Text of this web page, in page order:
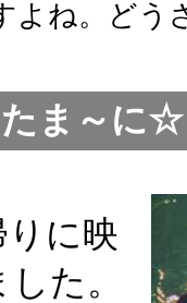
よね。どう
ま～に
りに映
た。